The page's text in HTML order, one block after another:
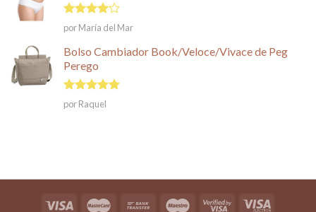
Valorado
en
5
por María del Mar
Bolso Cambiador Book/Veloce/Vivace de Peg
Perego
Valorado en
5
de 5
por Raquel